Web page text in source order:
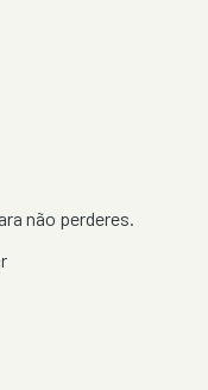
não perderes.